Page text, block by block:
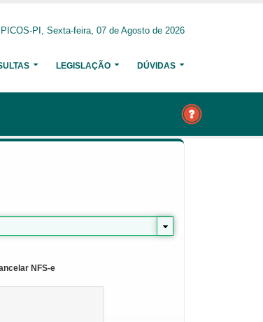
PICOS-PI, Sexta-feira, 07 de Agosto de 2026
LEGISLAÇÃO DÚVIDAS
NFS-e